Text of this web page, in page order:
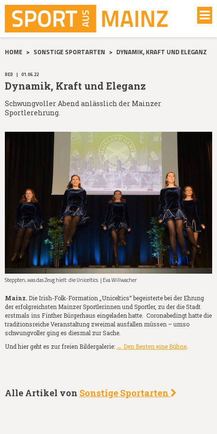
HOME > SONSTIGE SPORTARTEN > DYNAMIK, KRAFT UND ELEGANZ
RED | 01.06.22
Dynamik, Kraft und Eleganz
Schwungvoller Abend anlässlich der Mainzer
Sportlerehrung.
Steppten, was das Zeug hielt: die Uniceltics. | Eva Willwacher
Mainz. Die Irish-Folk-Formation „Uniceltics“ begeisterte bei der Ehrung
der erfolgreichsten Mainzer Sportlerinnen und Sportler, zu der die Stadt
erstmals ins Finther Bürgerhaus eingeladen hatte. Coronabedingt hatte die
traditionsreiche Veranstaltung zweimal ausfallen müssen – umso
schwungvoller ging es diesmal zur Sache.
Und hier geht es zur freien Bildergalerie: → Den Besten eine Bühne.
Alle Artikel von Sonstige Sportarten